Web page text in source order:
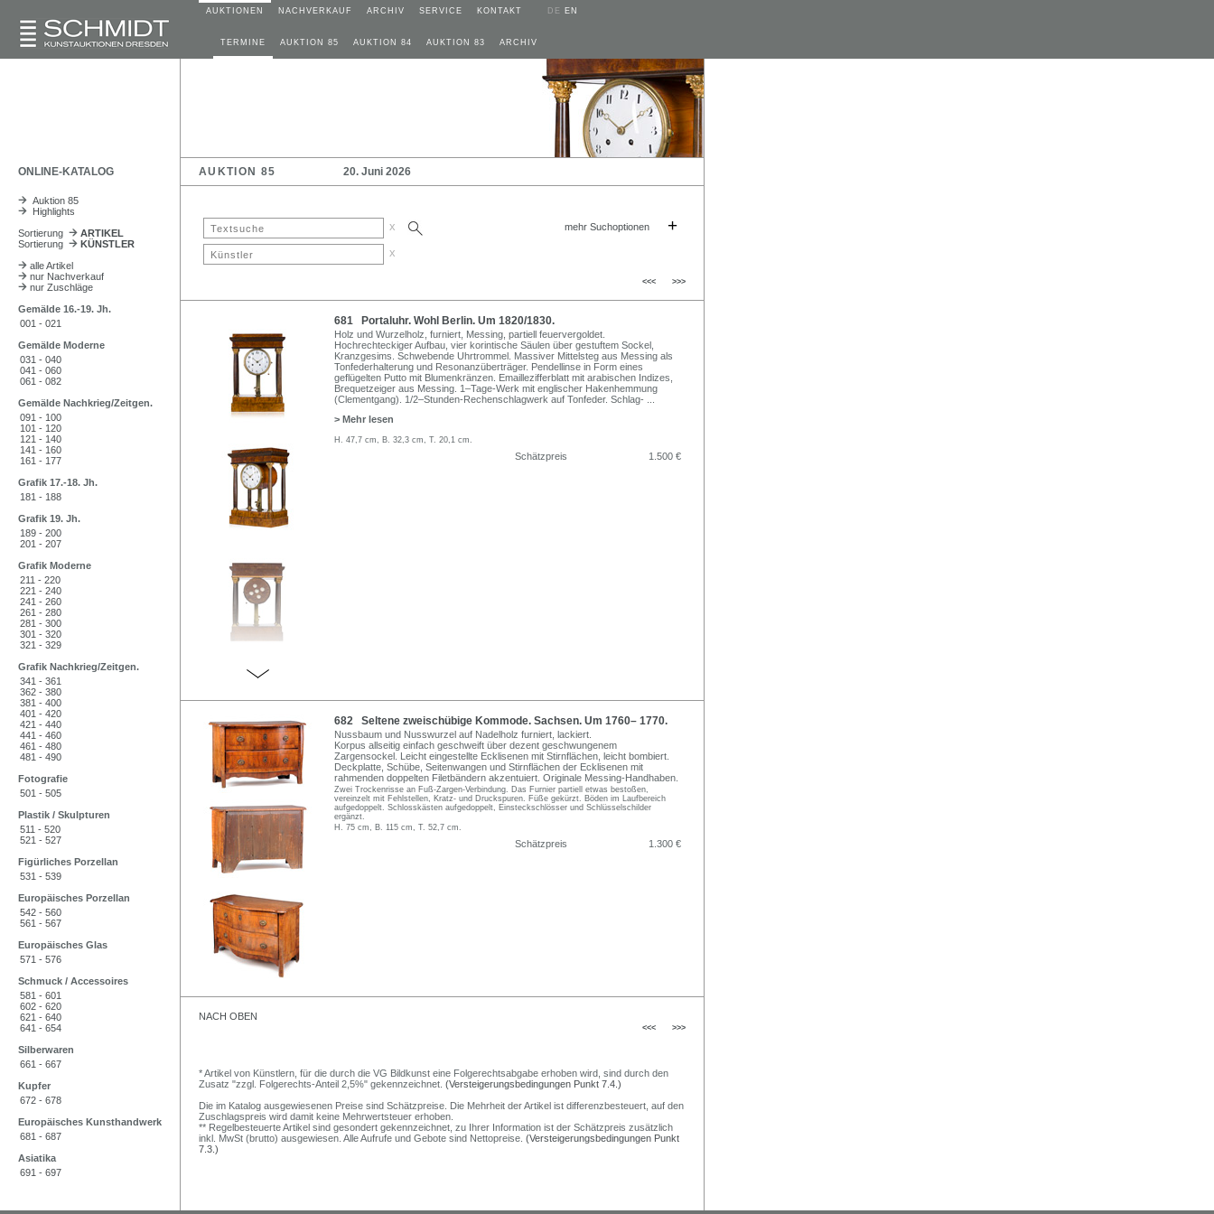
AUKTIONEN NACHVERKAUF ARCHIV SERVICE KONTAKT DE EN
TERMINE AUKTION 85 AUKTION 84 AUKTION 83 ARCHIV
ONLINE-KATALOG AUKTION 85 20. Juni 2026
Auktion 85
Highlights
Sortierung
ARTIKEL
Sortierung
KÜNSTLER
alle Artikel
nur Nachverkauf
nur Zuschläge
Gemälde 16.-19. Jh.
001 - 021
Gemälde Moderne
031 - 040
041 - 060
061 - 082
Gemälde Nachkrieg/Zeitgen.
091 - 100
101 - 120
121 - 140
141 - 160
161 - 177
Grafik 17.-18. Jh.
181 - 188
Grafik 19. Jh.
189 - 200
201 - 207
Grafik Moderne
211 - 220
221 - 240
241 - 260
261 - 280
281 - 300
301 - 320
321 - 329
Grafik Nachkrieg/Zeitgen.
341 - 361
362 - 380
381 - 400
401 - 420
421 - 440
441 - 460
461 - 480
481 - 490
Fotografie
501 - 505
Plastik / Skulpturen
511 - 520
521 - 527
Figürliches Porzellan
531 - 539
Europäisches Porzellan
542 - 560
561 - 567
Europäisches Glas
571 - 576
Schmuck / Accessoires
581 - 601
602 - 620
621 - 640
641 - 654
Silberwaren
661 - 667
Kupfer
672 - 678
Europäisches Kunsthandwerk
681 - 687
Asiatika
691 - 697
x mehr Suchoptionen +
x
<<< >>>
681 Portaluhr. Wohl Berlin. Um 1820/1830.
Holz und Wurzelholz, furniert, Messing, partiell feuervergoldet.
Hochrechteckiger Aufbau, vier korintische Säulen über gestuftem Sockel,
Kranzgesims. Schwebende Uhrtrommel. Massiver Mittelsteg aus Messing als
Tonfederhalterung und Resonanzüberträger. Pendellinse in Form eines
geflügelten Putto mit Blumenkränzen. Emaillezifferblatt mit arabischen Indizes,
Brequetzeiger aus Messing. 1–Tage-Werk mit englischer Hakenhemmung
(Clementgang). 1/2–Stunden-Rechenschlagwerk auf Tonfeder. Schlag-
> Mehr lesen
H. 47,7 cm, B. 32,3 cm, T. 20,1 cm.
Schätzpreis 1.500 €
682 Seltene zweischübige Kommode. Sachsen. Um 1760– 1770.
Nussbaum und Nusswurzel auf Nadelholz furniert, lackiert.
Korpus allseitig einfach geschweift über dezent geschwungenem
Zargensockel. Leicht eingestellte Ecklisenen mit Stirnflächen, leicht bombiert.
Deckplatte, Schübe, Seitenwangen und Stirnflächen der Ecklisenen mit
rahmenden doppelten Filetbändern akzentuiert. Originale Messing-Handhaben.
Zwei Trockenrisse an Fuß-Zargen-Verbindung. Das Furnier partiell etwas bestoßen,
vereinzelt mit Fehlstellen, Kratz- und Druckspuren. Füße gekürzt. Böden im Laufbereich
aufgedoppelt. Schlosskästen aufgedoppelt, Einsteckschlösser und Schlüsselschilder
ergänzt.
H. 75 cm, B. 115 cm, T. 52,7 cm.
Schätzpreis 1.300 €
NACH OBEN
<<< >>>
* Artikel von Künstlern, für die durch die VG Bildkunst eine Folgerechtsabgabe erhoben wird, sind durch den
Zusatz "zzgl. Folgerechts-Anteil 2,5%" gekennzeichnet. (Versteigerungsbedingungen Punkt 7.4.)
Die im Katalog ausgewiesenen Preise sind Schätzpreise. Die Mehrheit der Artikel ist differenzbesteuert, auf den
Zuschlagspreis wird damit keine Mehrwertsteuer erhoben.
** Regelbesteuerte Artikel sind gesondert gekennzeichnet, zu Ihrer Information ist der Schätzpreis zusätzlich
inkl. MwSt (brutto) ausgewiesen. Alle Aufrufe und Gebote sind Nettopreise. (Versteigerungsbedingungen Punkt
7.3.)